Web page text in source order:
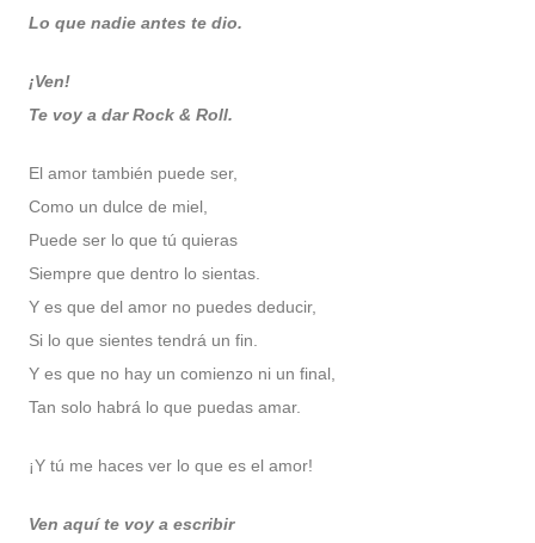
Lo que nadie antes te dio.
¡Ven!
Te voy a dar Rock & Roll.
El amor también puede ser,
Como un dulce de miel,
Puede ser lo que tú quieras
Siempre que dentro lo sientas.
Y es que del amor no puedes deducir,
Si lo que sientes tendrá un fin.
Y es que no hay un comienzo ni un final,
Tan solo habrá lo que puedas amar.
¡Y tú me haces ver lo que es el amor!
Ven aquí te voy a escribir